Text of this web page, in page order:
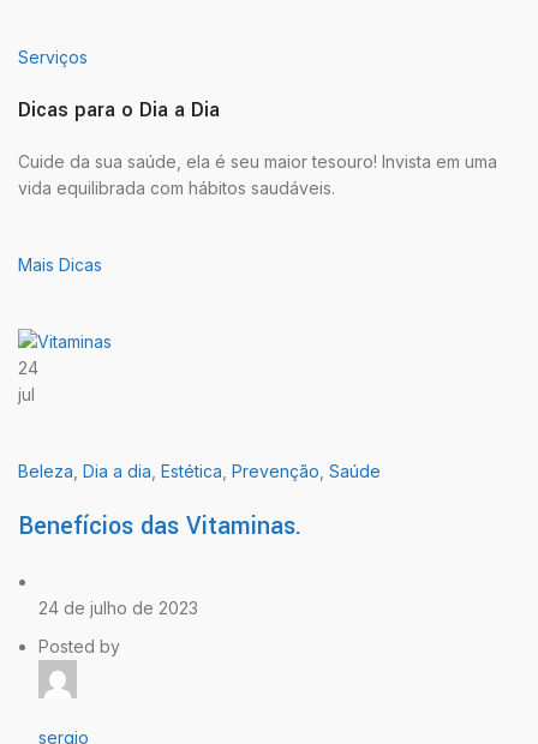
Serviços
Dicas para o Dia a Dia
Cuide da sua saúde, ela é seu maior tesouro! Invista em uma
vida equilibrada com hábitos saudáveis.
Mais Dicas
24
jul
Beleza Dia a dia Estética Prevenção Saúde
Benefícios das Vitaminas.
24 de julho de 2023
Posted by
sergio